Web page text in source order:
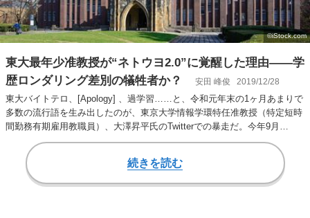
東大最年少准教授が“ネトウヨ2.0”に覚醒した理由――学
歴ロンダリング差別の犠牲者か？
安田 峰俊 2019/12/28
東大バイトテロ、[Apology] 、過学習……と、令和元年末の1ヶ月あまりで
多数の流行語を生み出したのが、東京大学情報学環特任准教授（特定短時
間勤務有期雇用教職員）、大澤昇平氏のTwitterでの暴走だ。今年9月…
続きを読む